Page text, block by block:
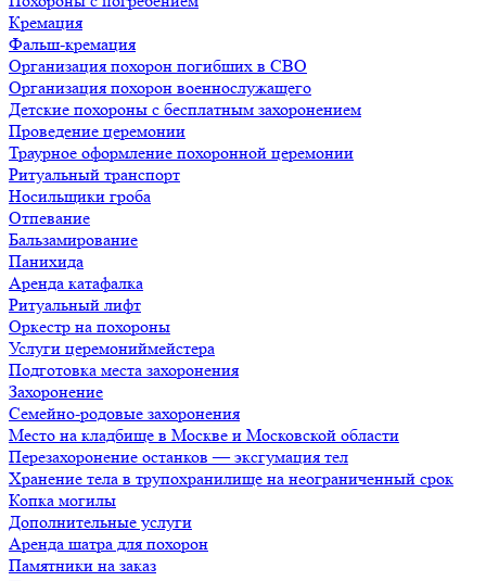
Кремация
Фальш-кремация
Организация похорон погибших в СВО
Организация похорон военнослужащего
Детские похороны с бесплатным захоронением
Проведение церемонии
Траурное оформление похоронной церемонии
Ритуальный транспорт
Носильщики гроба
Отпевание
Бальзамирование
Панихида
Аренда катафалка
Ритуальный лифт
Оркестр на похороны
Услуги церемониймейстера
Подготовка места захоронения
Захоронение
Семейно-родовые захоронения
Место на кладбище в Москве и Московской области
Перезахоронение останков — эксгумация тел
Хранение тела в трупохранилище на неограниченный срок
Копка могилы
Дополнительные услуги
Аренда шатра для похорон
Памятники на заказ